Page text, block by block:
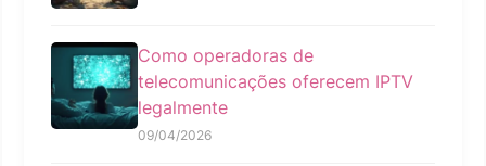
Como operadoras de
telecomunicações oferecem IPTV
legalmente
09/04/2026